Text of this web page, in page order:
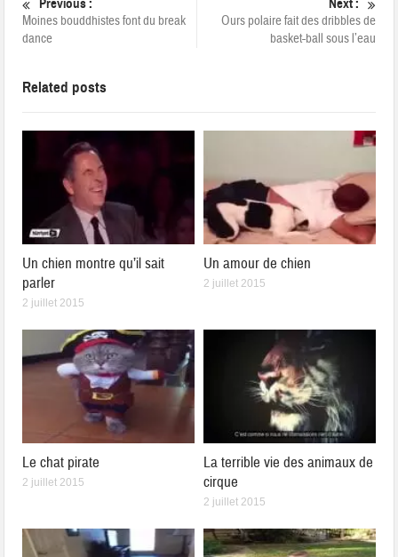
Previous :
Moines bouddhistes font du break
dance
Next :
Ours polaire fait des dribbles de
basket-ball sous l’eau
Related posts
Un chien montre qu’il sait
parler
2 juillet 2015
Un amour de chien
2 juillet 2015
Le chat pirate
2 juillet 2015
La terrible vie des animaux de
cirque
2 juillet 2015